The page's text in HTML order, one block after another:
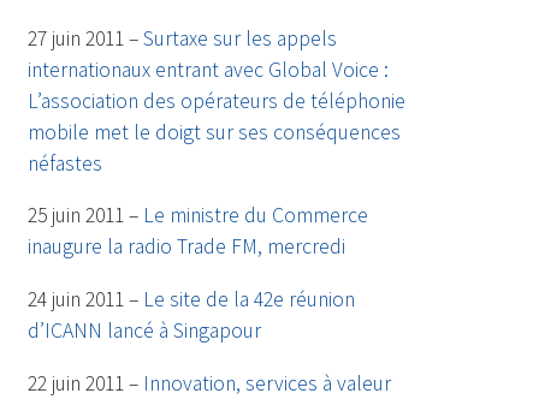
27 juin 2011 –Surtaxe sur les appels
internationaux entrant avec Global Voice :
L’association des opérateurs de téléphonie
mobile met le doigt sur ses conséquences
néfastes
25 juin 2011 – Le ministre du Commerce
inaugure la radio Trade FM, mercredi
24 juin 2011 – Le site de la 42e réunion
d’ICANN lancé à Singapour
22 juin 2011 – Innovation, services à valeur